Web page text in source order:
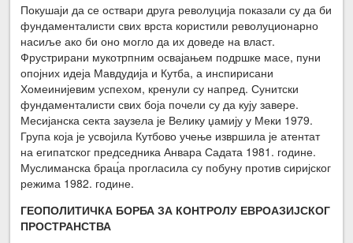
Покушаји да се оствари друга револуција показали су да би
фундаменталисти свих врста користили револуционарно
насиље ако би оно могло да их доведе на власт.
Фрустрирани мукотрпним освајањем подршке масе, пуни
опојних идеја Мавдудија и Кутба, а инспирисани
Хомеинијевим успехом, кренули су напред. Сунитски
фундаменталисти свих боја почели су да кују завере.
Месијанска секта заузела је Велику џамију у Меки 1979.
Група која је усвојила Кутбово учење извршила је атентат
на египатског председника Анвара Садата 1981. године.
Муслиманска брац́а прогласила су побуну против сиријског
режима 1982. године.
ГЕОПОЛИТИЧКА БОРБА ЗА КОНТРОЛУ ЕВРОАЗИЈСКОГ
ПРОСТРАНСТВА